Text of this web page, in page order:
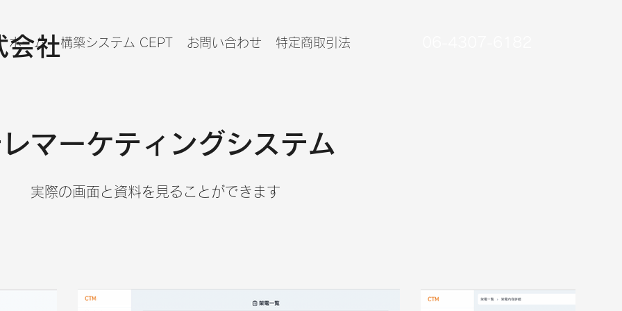
会社
ホーム 構築システム CEPT お問い合わせ 特定商取引法
マーケティングシステム
実際の画面と資料を見ることができます